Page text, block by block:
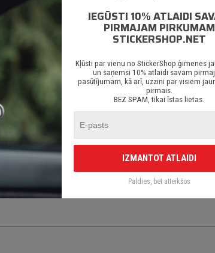
*;
virsbūves daļām, krāsotām virsmām, portatīvajiem/
un neporainām virsmām;
pasaulē bez jebkādiem ierobežojumiem.
virsmas. Uzlīmes līp uz gandrīz visām neporainām un
detaļu noturība samazinās virsmu regulāri deformējot,
uz augstas kvalītātes ORACAL līmplēvēm.
IEGŪSTI 10% ATLAIDI
PIRMAJAM PIRKUMAM
STICKERSHOP.NET
Kļūsti par vienu no StickerShop ģimenes
un saņemsi 10% atlaidi savam
pasūtījumam, kā arī, uzzini par visiem
pirmais.
BEZ SPAM, tikai īstas lietas.
IZMANTOT ATLAIDI
Paldies, bet atteikšos